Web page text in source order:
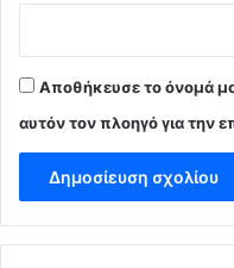
Αποθήκευσε το όνομά
αυτόν τον πλοηγό για την